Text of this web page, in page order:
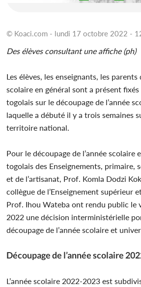
© Koaci.com - lundi 17 octobre 2022 -
Des élèves consultant une affiche (ph)
Les élèves, les enseignants, les parents
scolaire en général sont a présent
togolais sur le découpage de l’année
laquelle a débuté il y a trois semaines
territoire national.
Pour le découpage de l’année scolaire
togolais des Enseignements, primaire,
et de l’artisanat, Prof. Komla Dodzi
collègue de l’Enseignement supérieur
Prof. Ihou Wateba ont rendu public le
2022 une décision interministérielle
découpage de l’année scolaire et
Découpage de l’année scolaire
L’année scolaire 2022-2023 est